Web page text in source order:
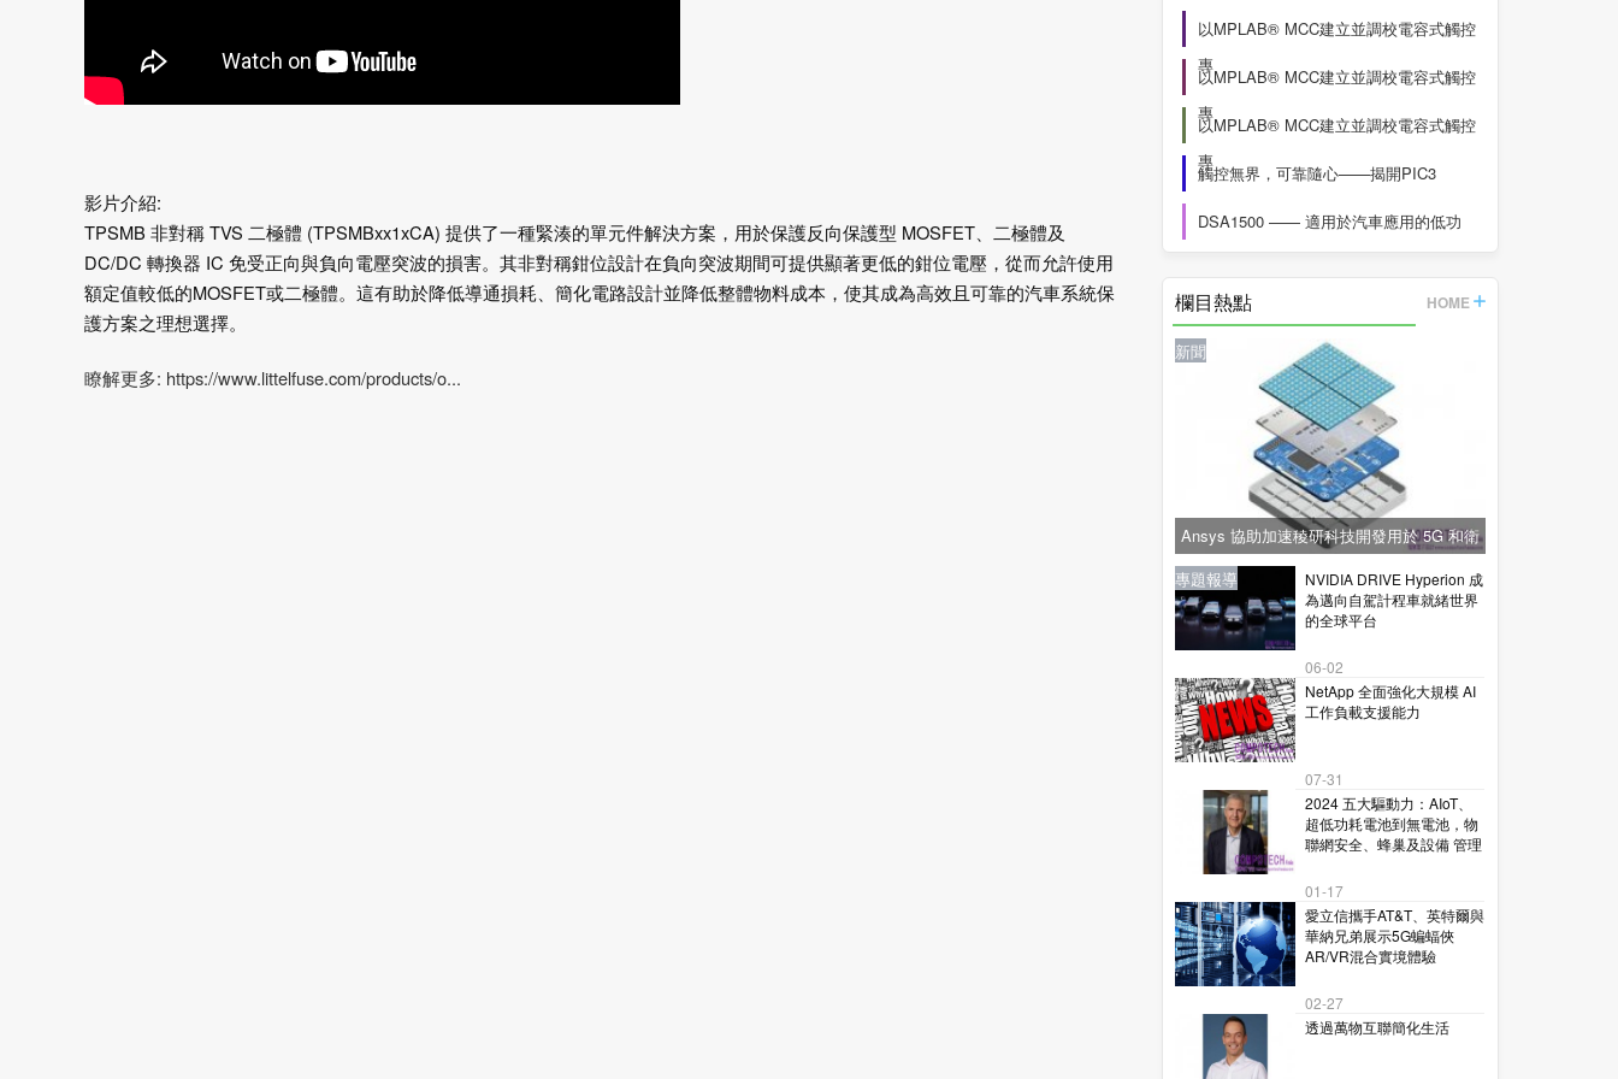
影片介紹:
TPSMB 非對稱 TVS 二極體 (TPSMBxx1xCA) 提供了一種緊湊的單元件解決方案，用於保護反向保護型 MOSFET、二極體及
DC/DC 轉換器 IC 免受正向與負向電壓突波的損害。其非對稱鉗位設計在負向突波期間可提供顯著更低的鉗位電壓，從而允許使用
額定值較低的MOSFET或二極體。這有助於降低導通損耗、簡化電路設計並降低整體物料成本，使其成為高效且可靠的汽車系統保
護方案之理想選擇。
瞭解更多: https://www.littelfuse.com/products/o...
以MPLAB® MCC建立並調校電容式觸控
專
以MPLAB® MCC建立並調校電容式觸控
專
以MPLAB® MCC建立並調校電容式觸控
專
觸控無界，可靠隨心——揭開PIC3
DSA1500 —— 適用於汽車應用的低功
欄目熱點 HOME
新聞
Ansys 協助加速稜研科技開發用於 5G 和衛
星通訊的下一代毫米波技術
新聞
NVIDIA DRIVE Hyperion 成
為邁向自駕計程車就緒世界
的全球平台
06-02
新聞
NetApp 全面強化大規模 AI
工作負載支援能力
07-31
專題報導
2024 五大驅動力：AIoT、
超低功耗電池到無電池，物
聯網安全、蜂巢及設備 管理
01-17
新聞
愛立信攜手AT&T、英特爾與
華納兄弟展示5G蝙蝠俠
AR/VR混合實境體驗
02-27
專題報導
透過萬物互聯簡化生活